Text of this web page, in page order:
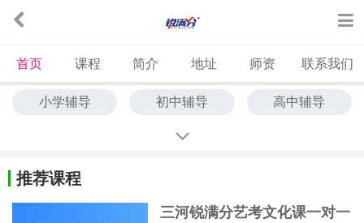
首页 课程 简介 地址 师资 联系我们
小学辅导 初中辅导 高中辅导
艺考文化课
单词速记
推荐课程
三河锐满分艺考文化课一对一